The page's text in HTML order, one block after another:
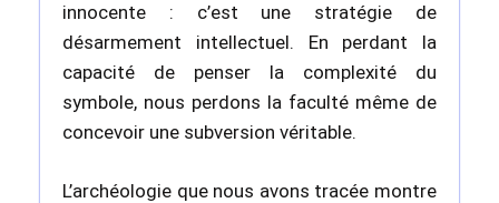
innocente : c’est une stratégie de
désarmement intellectuel. En perdant la
capacité de penser la complexité du
symbole, nous perdons la faculté même de
concevoir une subversion véritable.
L’archéologie que nous avons tracée montre